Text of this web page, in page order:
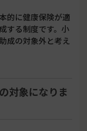
的に健康保険が適
する制度です。小
成の対象外と考え
対象になりま